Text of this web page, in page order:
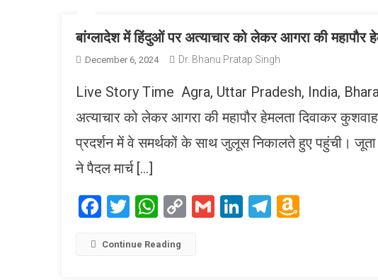
बांग्लादेश में हिंदुओं पर अत्याचार को लेकर आगरा की महापौर
December 6, 2024 Dr. Bhanu Pratap Singh
Live Story Time Agra, Uttar Pradesh, India,
अत्याचार को लेकर आगरा की महापौर हेमलता दिवाकर
प्रदर्शन में वे समर्थकों के साथ जुलूस निकालते हुए पहुंची।
ने पैदल मार्च […]
Facebook
Twitter
WhatsApp
CopyGmailLinkedIn
Telegram
Continue Reading